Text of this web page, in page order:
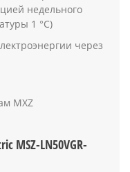
недельного
1 °С)
через
MXZ
MSZ-LN50VGR-